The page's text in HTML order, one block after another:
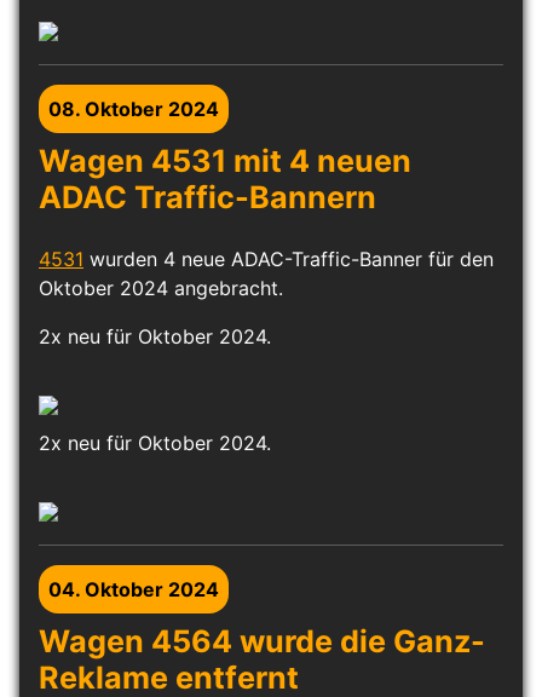
08. Oktober 2024
Wagen 4531 mit 4 neuen
ADAC Traffic-Bannern
4531 wurden 4 neue ADAC-Traffic-Banner für den
Oktober 2024 angebracht.
2x neu für Oktober 2024.
2x neu für Oktober 2024.
04. Oktober 2024
Wagen 4564 wurde die Ganz-
Reklame entfernt